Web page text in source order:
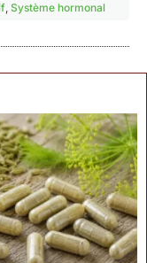
, Système hormonal